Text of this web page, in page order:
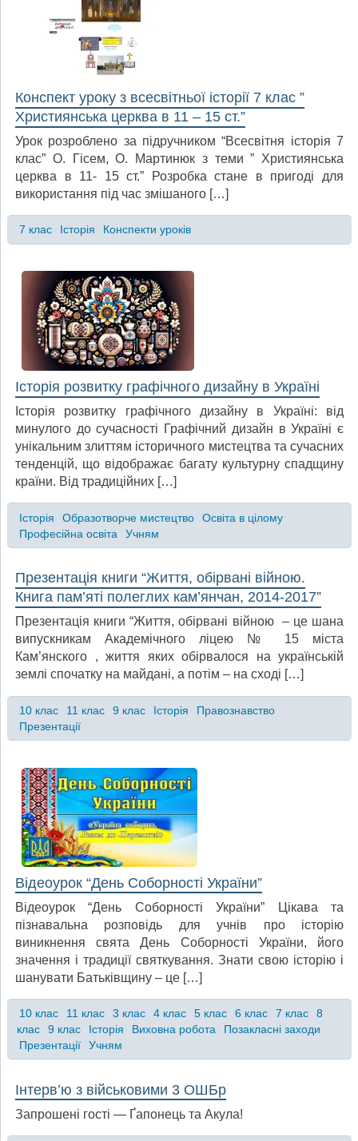
Конспект уроку з всесвітньої історії 7 клас ”
Християнська церква в 11 – 15 ст.”
Урок розроблено за підручником “Всесвітня історія 7
клас” О. Гісем, О. Мартинюк з теми ” Християнська
церква в 11- 15 ст.” Розробка стане в пригоді для
використання під час змішаного […]
7 клас Історія Конспекти уроків
Історія розвитку графічного дизайну в Україні
Історія розвитку графічного дизайну в Україні: від
минулого до сучасності Графічний дизайн в Україні є
унікальним злиттям історичного мистецтва та сучасних
тенденцій, що відображає багату культурну спадщину
країни. Від традиційних […]
Історія Образотворче мистецтво
Освіта в цілому
Професійна освіта
Учням
Презентація книги “Життя, обірвані війною.
Книга пам’яті полеглих кам’янчан, 2014-2017”
Презентація книги “Життя, обірвані війною – це шана
випускникам Академічного ліцею № 15 міста
Кам’янского , життя яких обірвалося на українській
землі спочатку на майдані, а потім – на сході […]
10 клас 11 клас 9 клас Історія
Правознавство
Презентації
Відеоурок “День Соборності України”
Відеоурок “День Соборності України” Цікава та
пізнавальна розповідь для учнів про історію
виникнення свята День Соборності України, його
значення і традиції святкування. Знати свою історію і
шанувати Батьківщину – це […]
10 клас 11 клас 3 клас 4 клас 5 клас 6 клас 7 клас
8
клас
9 клас Історія Виховна робота
Позакласні заходи
Презентації
Учням
Інтерв’ю з військовими 3 ОШБр
Запрошені гості — Ґапонець та Акула!